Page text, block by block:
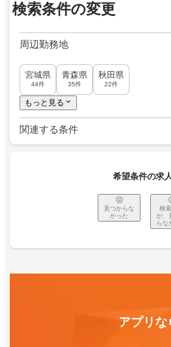
検索条件の変更
周辺勤務地
宮城県
44件
青森県
35件
秋田県
22件
もっと見る
関連する条件
希望条件の求
見つからな
かった
検
が、
らな
アプリ